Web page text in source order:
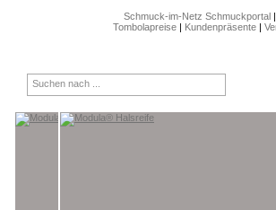
Schmuck-im-Netz Schmuckportal|
Tombolapreise| Kundenpräsente|